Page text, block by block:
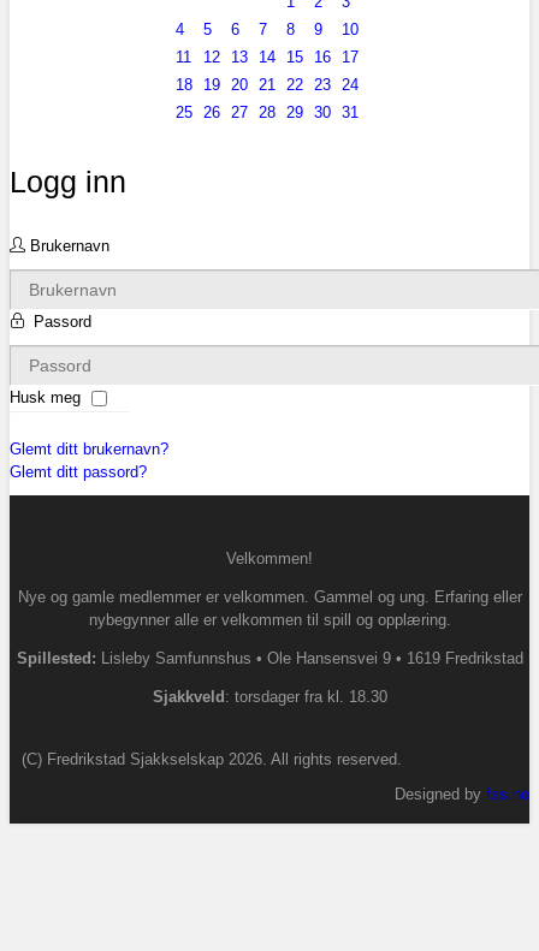
4
5 6 7 8 9
10
11
12 13 14 15 16
17
18
19 20 21 22 23
24
25
26 27 28 29 30 31
Logg inn
Brukernavn
Passord
Husk meg
Glemt ditt brukernavn?
Glemt ditt passord?
Velkommen!
Nye og gamle medlemmer er velkommen. Gammel og ung. Erfaring eller
nybegynner alle er velkommen til spill og opplæring.
Spillested: Lisleby Samfunnshus • Ole Hansensvei 9 • 1619 Fredrikstad
Sjakkveld : torsdager fra kl. 18.30
(C) Fredrikstad Sjakkselskap 2026. All rights reserved.
Designed by fss.no